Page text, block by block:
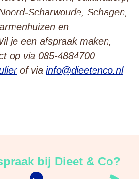
Scharwoude, Schagen,
en
je een afspraak maken,
op via 085-4884700
of via info@dieetenco.nl
bij Dieet & Co?